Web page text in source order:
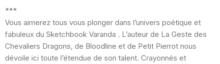
***
Vous aimerez tous vous plonger dans l’univers poétique et
fabuleux du Sketchbook Varanda . L’auteur de La Geste des
Chevaliers Dragons, de Bloodline et de Petit Pierrot nous
dévoile ici toute l’étendue de son talent. Crayonnés et